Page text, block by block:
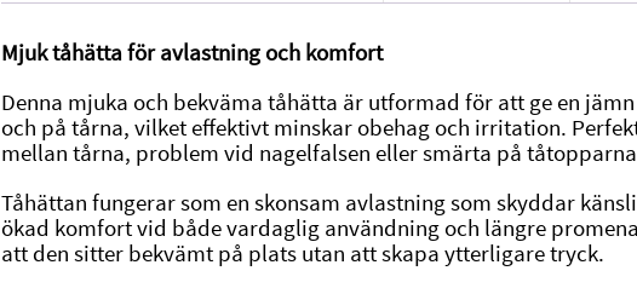
Mjuk tåhätta för avlastning och komfort
Denna mjuka och bekväma tåhätta är utformad för att ge en
och på tårna, vilket effektivt minskar obehag och irritation.
mellan tårna, problem vid nagelfalsen eller smärta på
Tåhättan fungerar som en skonsam avlastning som skyddar
ökad komfort vid både vardaglig användning och längre
att den sitter bekvämt på plats utan att skapa ytterligare tryck.